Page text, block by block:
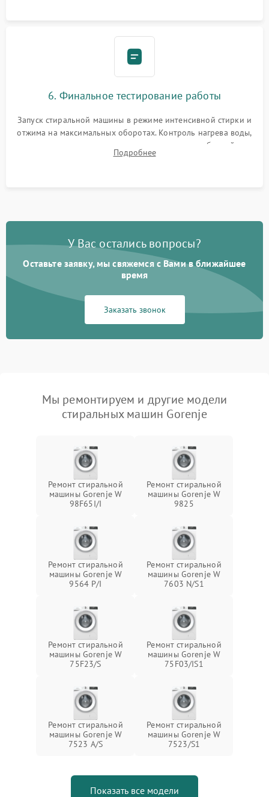
6. Финальное тестирование работы
Запуск стиральной машины в режиме интенсивной стирки и
отжима на максимальных оборотах. Контроль нагрева воды,
корректности слива, отсутствия излишних вибраций,
посторонних стуков и протечек под корпусом.
Подробнее
У Вас остались вопросы?
Оставьте заявку, мы свяжемся с Вами в ближайшее
время
Заказать звонок
Мы ремонтируем и другие модели
стиральных машин Gorenje
Ремонт стиральной
машины Gorenje W
98F65I/I
Ремонт стиральной
машины Gorenje W
9825
Ремонт стиральной
машины Gorenje W
9564 P/I
Ремонт стиральной
машины Gorenje W
7603 N/S1
Ремонт стиральной
машины Gorenje W
75F23/S
Ремонт стиральной
машины Gorenje W
75F03/IS1
Ремонт стиральной
машины Gorenje W
7523 A/S
Ремонт стиральной
машины Gorenje W
7523/S1
Показать все модели